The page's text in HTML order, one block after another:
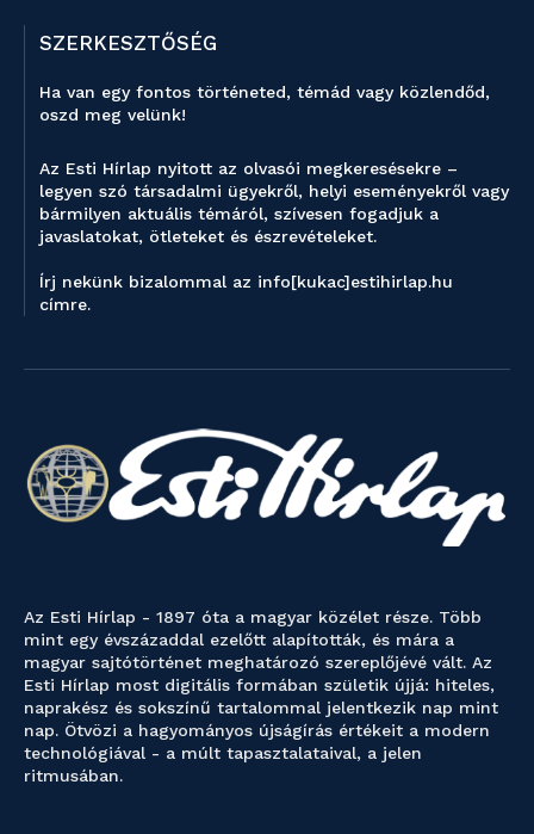
SZERKESZTŐSÉG
Ha van egy fontos történeted, témád vagy közlendőd,
oszd meg velünk!
Az Esti Hírlap nyitott az olvasói megkeresésekre –
legyen szó társadalmi ügyekről, helyi eseményekről vagy
bármilyen aktuális témáról, szívesen fogadjuk a
javaslatokat, ötleteket és észrevételeket.
Írj nekünk bizalommal az info[kukac]estihirlap.hu
címre.
Az Esti Hírlap - 1897 óta a magyar közélet része. Több
mint egy évszázaddal ezelőtt alapították, és mára a
magyar sajtótörténet meghatározó szereplőjévé vált. Az
Esti Hírlap most digitális formában születik újjá: hiteles,
naprakész és sokszínű tartalommal jelentkezik nap mint
nap. Ötvözi a hagyományos újságírás értékeit a modern
technológiával - a múlt tapasztalataival, a jelen
ritmusában.